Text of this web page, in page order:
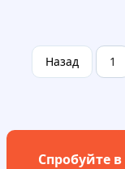
Назад 1
Спробуйте в